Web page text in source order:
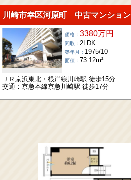
川崎市幸区河原町 中古マンション
価格： 3380万円
間取： 2LDK
築年月： 1975/10
面積： 73.12m²
ＪＲ京浜東北・根岸線川崎駅 徒歩15分
交通：京急本線京急川崎駅 徒歩17分